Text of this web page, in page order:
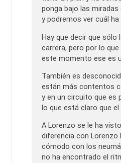
ponga bajo las
y podremos ver cuál
Hay que decir que
carrera, pero por lo
este momento ese es
También es
están más contentos
y en un circuito que es
lo que está claro que
A Lorenzo se le ha
diferencia con Lorenzo
cómodo con los
no ha encontrado el